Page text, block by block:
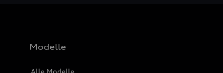
Modelle
Alle Modelle